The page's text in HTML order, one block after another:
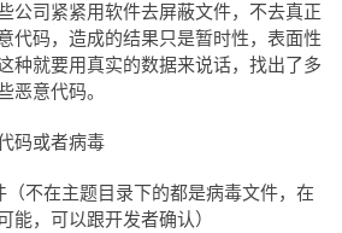
公司紧紧用软件去屏蔽文件，不去真正
代码，造成的结果只是暂时性，表面性
种就要用真实的数据来说话，找出了多
恶意代码。
码或者病毒
不在主题目录下的都是病毒文件，在
能，可以跟开发者确认）